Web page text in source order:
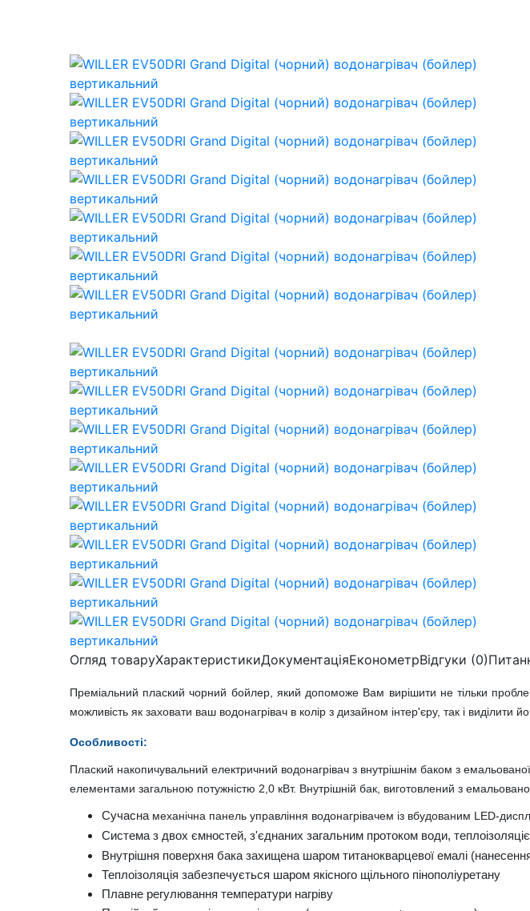
Огляд товаруХарактеристикиДокументаціяЕконометрВідгуки (0)
Преміальний плаский чорний бойлер, який допоможе Вам вирішити не тільки
можливість як заховати ваш водонагрівач в колір з дизайном інтер'єру, так і виділити
Особливості:
Плаский накопичувальний електричний водонагрівач з внутрішнім баком з
елементами загальною потужністю 2,0 кВт. Внутрішній бак, виготовлений з
Сучасна механічна панель управління водонагрівачем із вбудованим LED-
Система з двох ємностей, з'єднаних загальним протоком води,
Внутрішня поверхня бака захищена шаром титанокварцевої емалі
Теплоізоляція забезпечується шаром якісного щільного пінополіуретану
Плавне регулювання температури нагріву